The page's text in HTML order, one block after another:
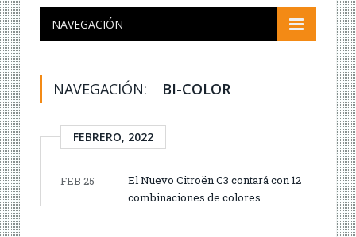
NAVEGACIÓN
NAVEGACIÓN: BI-COLOR
FEBRERO, 2022
FEB 25
El Nuevo Citroën C3 contará con 12
combinaciones de colores